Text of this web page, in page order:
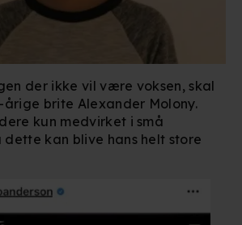
der ikke vil være voksen, skal
årige brite Alexander Molony.
kun medvirket i små
dette kan blive hans helt store